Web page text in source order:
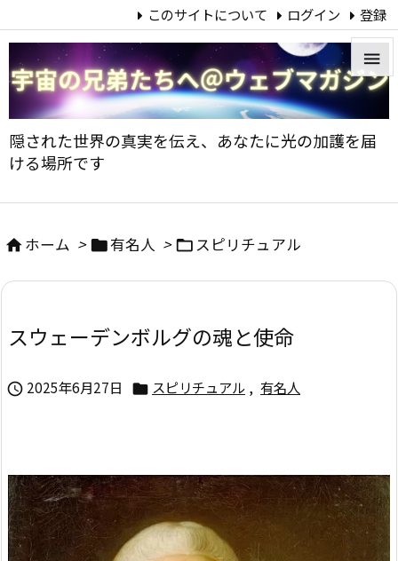
隠された世界の真実を伝え、あなたに光の加護を届
ける場所です


メニ


次へ
このサイトについて ログイン 登録
ホーム > 有名人 >  スピリチュアル
スウェーデンボルグの魂と使命
 2025年6月27日  スピリチュアル , 有名人